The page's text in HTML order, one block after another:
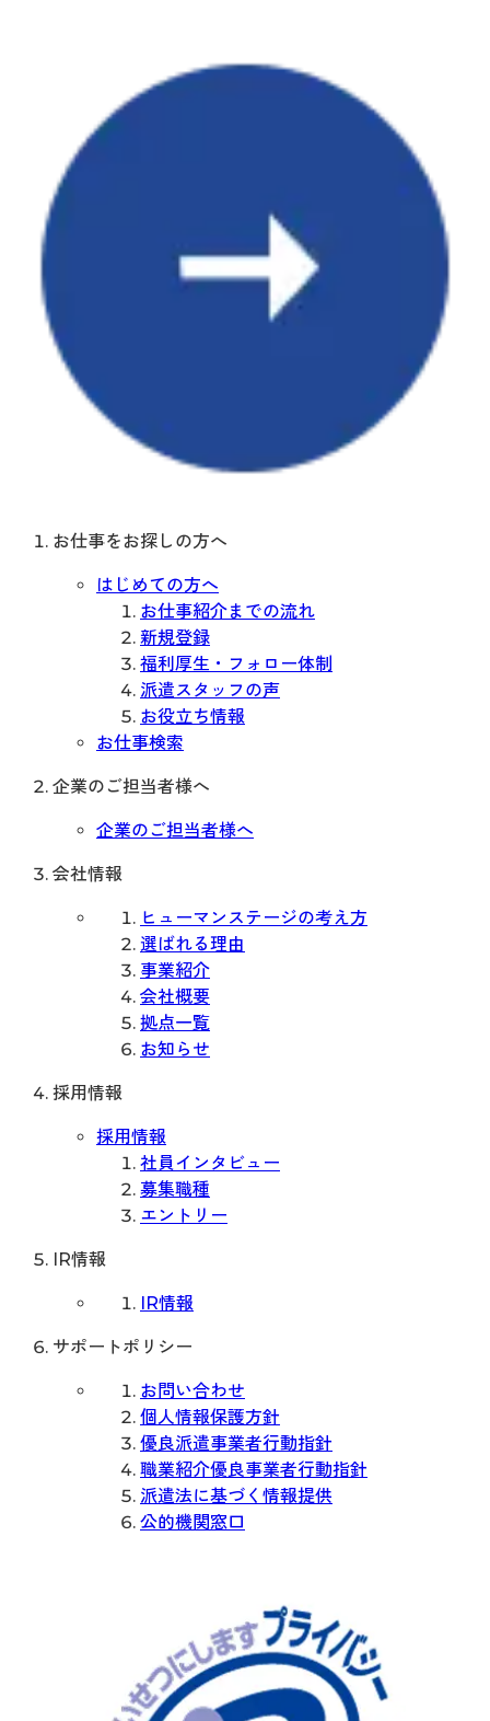
お仕事をお探しの方へ
はじめての方へ
お仕事紹介までの流れ
新規登録
福利厚生・フォロー体制
派遣スタッフの声
お役立ち情報
お仕事検索
企業のご担当者様へ
企業のご担当者様へ
会社情報
ヒューマンステージの考え方
選ばれる理由
事業紹介
会社概要
拠点一覧
お知らせ
採用情報
採用情報
社員インタビュー
募集職種
エントリー
IR情報
IR情報
サポートポリシー
お問い合わせ
個人情報保護方針
優良派遣事業者行動指針
職業紹介優良事業者行動指針
派遣法に基づく情報提供
公的機関窓口